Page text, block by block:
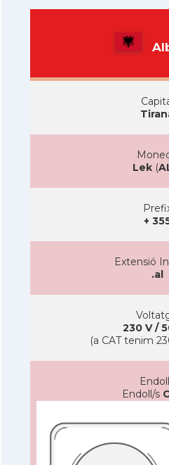
Lek (
+
Extensió
.al
230 V /
(a CAT tenim
Endoll/s